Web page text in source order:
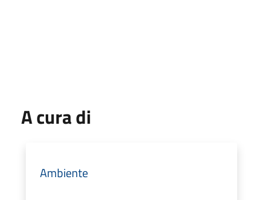
A cura di
Ambiente